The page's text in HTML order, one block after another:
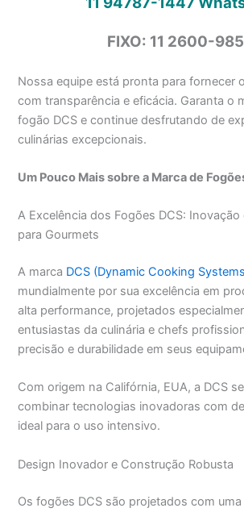
FIXO: 11 2600-
Nossa equipe está pronta para fornecer
com transparência e eficácia. Garanta o
fogão DCS e continue desfrutando de
culinárias excepcionais.
Um Pouco Mais sobre a Marca de
A Excelência dos Fogões DCS:
para Gourmets
A marca DCS (Dynamic Cooking
mundialmente por sua excelência em
alta performance, projetados
entusiastas da culinária e chefs
precisão e durabilidade em seus
Com origem na Califórnia, EUA, a DCS
combinar tecnologias inovadoras com
ideal para o uso intensivo.
Design Inovador e Construção Robusta
Os fogões DCS são projetados com